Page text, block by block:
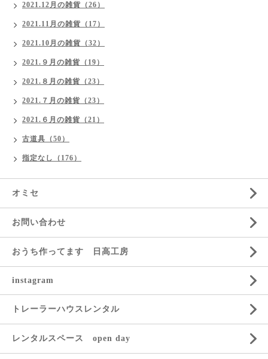
2021.12月の雑貨（26）
2021.11月の雑貨（17）
2021.10月の雑貨（32）
2021.９月の雑貨（19）
2021.８月の雑貨（23）
2021.７月の雑貨（23）
2021.６月の雑貨（21）
古道具（50）
指定なし（176）
オミセ
お問い合わせ
おうち作ってます 日高工房
instagram
トレーラーハウスレンタル
レンタルスペース open day